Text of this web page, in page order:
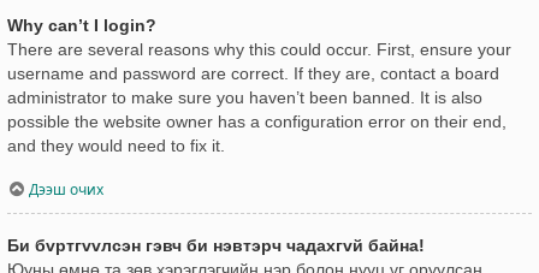
Why can’t I login?
There are several reasons why this could occur. First, ensure your
username and password are correct. If they are, contact a board
administrator to make sure you haven’t been banned. It is also
possible the website owner has a configuration error on their end,
and they would need to fix it.
Дээш очих
Би бvртгvvлсэн гэвч би нэвтэрч чадахгvй байна!
Юуны өмнө та зөв хэрэглэгчийн нэр болон нууц үг оруулсан